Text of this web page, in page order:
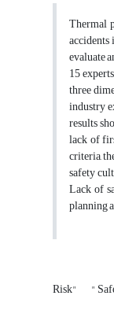
Thermal
accidents
evaluate
15
three
industry
results
lack of
criteria,
safety
Lack of
planning
Risk" "